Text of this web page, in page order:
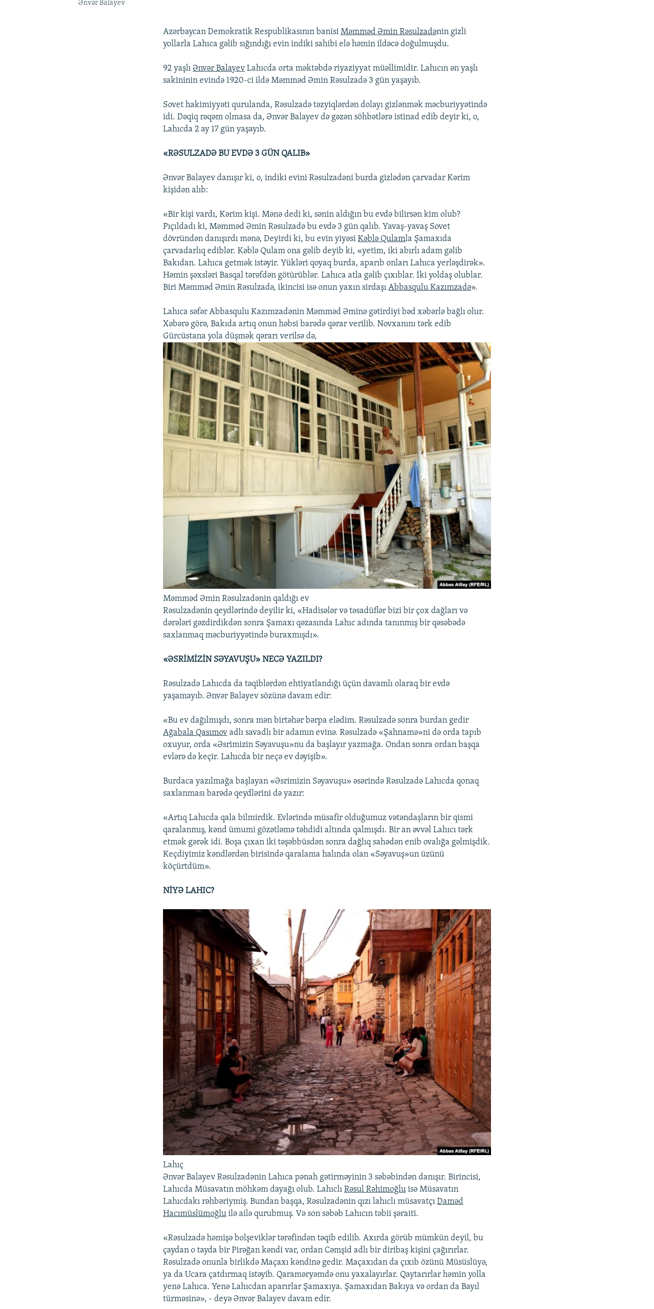
Ənvər Balayev
Azərbaycan Demokratik Respublikasının banisiMəmməd Əmin Rəsulzadənin gizli
yollarla Lahıca gəlib sığındığı evin indiki sahibi elə həmin ildəcə doğulmuşdu.
92 yaşlıƏnvər Balayev Lahıcda orta məktəbdə riyaziyyat müəllimidir. Lahıcın ən yaşlı
sakininin evində 1920-ci ildə Məmməd Əmin Rəsulzadə 3 gün yaşayıb.
Sovet hakimiyyəti qurulanda, Rəsulzadə təzyiqlərdən dolayı gizlənmək məcburiyyətində
idi. Dəqiq rəqəm olmasa da, Ənvər Balayev də gəzən söhbətlərə istinad edib deyir ki, o,
Lahıcda 2 ay 17 gün yaşayıb.
«RƏSULZADƏ BU EVDƏ 3 GÜN QALIB»
Ənvər Balayev danışır ki, o, indiki evini Rəsulzadəni burda gizlədən çarvadar Kərim
kişidən alıb:
«Bir kişi vardı, Kərim kişi. Mənə dedi ki, sənin aldığın bu evdə bilirsən kim olub?
Pıçıldadı ki, Məmməd Əmin Rəsulzadə bu evdə 3 gün qalıb. Yavaş-yavaş Sovet
dövründən danışırdı mənə, Deyirdi ki, bu evin yiyəsiKəblə Qulamla Şamaxıda
çarvadarlıq ediblər. Kəblə Qulam ona gəlib deyib ki, «yetim, iki abırlı adam gəlib
Bakıdan. Lahıca getmək istəyir. Yükləri qoyaq burda, aparıb onları Lahıca yerləşdirək».
Həmin şəxsləri Basqal tərəfdən götürüblər. Lahıca atla gəlib çıxıblar. İki yoldaş olublar.
Biri Məmməd Əmin Rəsulzadə, ikincisi isə onun yaxın sirdaşıAbbasqulu Kazımzadə».
Lahıca səfər Abbasqulu Kazımzadənin Məmməd Əminə gətirdiyi bəd xəbərlə bağlı olur.
Xəbərə görə, Bakıda artıq onun həbsi barədə qərar verilib. Novxanını tərk edib
Gürcüstana yola düşmək qərarı verilsə də,
Məmməd Əmin Rəsulzadənin qaldığı ev
Rəsulzadənin qeydlərində deyilir ki, «Hadisələr və təsadüflər bizi bir çox dağları və
dərələri gəzdirdikdən sonra Şamaxı qəzasında Lahıc adında tanınmış bir qəsəbədə
saxlanmaq məcburiyyətində buraxmışdı».
«ƏSRİMİZİN SƏYAVUŞU» NECƏ YAZILDI?
Rəsulzadə Lahıcda da təqiblərdən ehtiyatlandığı üçün davamlı olaraq bir evdə
yaşamayıb. Ənvər Balayev sözünə davam edir:
«Bu ev dağılmışdı, sonra mən birtəhər bərpa elədim. Rəsulzadə sonra burdan gedir
Ağabala Qasımov adlı savadlı bir adamın evinə. Rəsulzadə «Şahnamə»ni də orda tapıb
oxuyur, orda «Əsrimizin Səyavuşu»nu da başlayır yazmağa. Ondan sonra ordan başqa
evlərə də keçir. Lahıcda bir neçə ev dəyişib».
Burdaca yazılmağa başlayan «Əsrimizin Səyavuşu» əsərində Rəsulzadə Lahıcda qonaq
saxlanması barədə qeydlərini də yazır:
«Artıq Lahıcda qala bilmirdik. Evlərində müsafir olduğumuz vətəndaşların bir qismi
qaralanmış, kənd ümumi gözətləmə təhdidi altında qalmışdı. Bir an əvvəl Lahıcı tərk
etmək gərək idi. Boşa çıxan iki təşəbbüsdən sonra dağlıq sahədən enib ovalığa gəlmişdik.
Keçdiyimiz kəndlərdən birisində qaralama halında olan «Səyavuş»un üzünü
köçürtdüm».
NİYƏ LAHIC?
Lahıç
Ənvər Balayev Rəsulzadənin Lahıca pənah gətirməyinin 3 səbəbindən danışır. Birincisi,
Lahıcda Müsavatın möhkəm dayağı olub. LahıclıRəsul Rəhimoğlu isə Müsavatın
Lahıcdakı rəhbəriymiş. Bundan başqa, Rəsulzadənin qızı lahıclı müsavatçıDaməd
Hacımüslümoğlu ilə ailə qurubmuş. Və son səbəb Lahıcın təbii şəraiti.
«Rəsulzadə həmişə bolşeviklər tərəfindən təqib edilib. Axırda görüb mümkün deyil, bu
çaydan o tayda bir Pirəğan kəndi var, ordan Cəmşid adlı bir diribaş kişini çağırırlar.
Rəsulzadə onunla birlikdə Maçaxı kəndinə gedir. Maçaxıdan da çıxıb özünü Müsüslüyə,
ya da Ucara çatdırmaq istəyib. Qaraməryəmdə onu yaxalayırlar. Qaytarırlar həmin yolla
yenə Lahıca. Yenə Lahıcdan aparırlar Şamaxıya. Şamaxıdan Bakıya və ordan da Bayıl
türməsinə», - deyə Ənvər Balayev davam edir.